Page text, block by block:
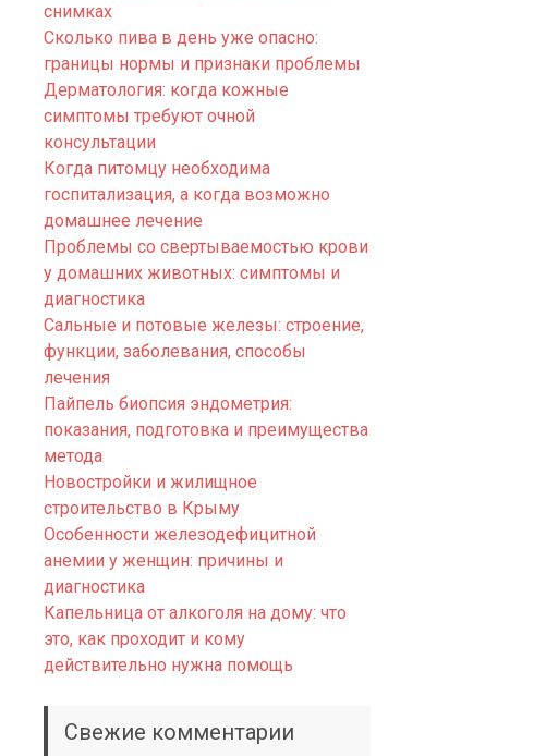
снимках
Сколько пива в день уже опасно:
границы нормы и признаки проблемы
Дерматология: когда кожные
симптомы требуют очной
консультации
Когда питомцу необходима
госпитализация, а когда возможно
домашнее лечение
Проблемы со свертываемостью крови
у домашних животных: симптомы и
диагностика
Сальные и потовые железы: строение,
функции, заболевания, способы
лечения
Пайпель биопсия эндометрия:
показания, подготовка и преимущества
метода
Новостройки и жилищное
строительство в Крыму
Особенности железодефицитной
анемии у женщин: причины и
диагностика
Капельница от алкоголя на дому: что
это, как проходит и кому
действительно нужна помощь
Свежие комментарии